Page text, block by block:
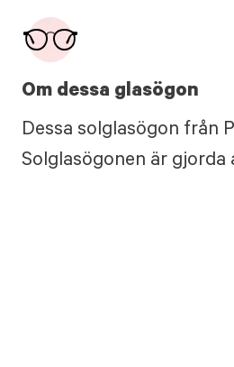
Om dessa glasögon
Dessa solglasögon från
Solglasögonen är gjorda